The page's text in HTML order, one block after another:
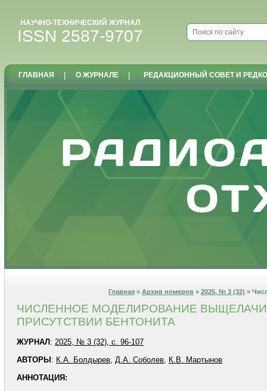
НАУЧНО-ТЕХНИЧЕСКИЙ ЖУРНАЛ
ISSN 2587-9707
ГЛАВНАЯ О ЖУРНАЛЕ РЕДАКЦИОННЫЙ СОВЕТ И
Главная » Архив номеров » 2025, № 3 (32) »
ЧИСЛЕННОЕ МОДЕЛИРОВАНИЕ
ПРИСУТСТВИИ БЕНТОНИТА
ЖУРНАЛ : 2025, № 3 (32), с. 96-107
АВТОРЫ : К.А. Болдырев, Д.А. Соболев, К.В. Мартынов
АННОТАЦИЯ: